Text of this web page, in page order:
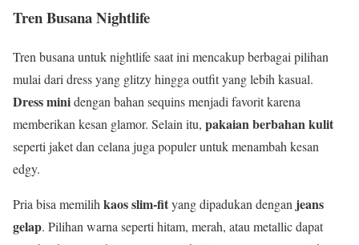
Tren Busana Nightlife
Tren busana untuk nightlife saat ini mencakup berbagai pilihan
mulai dari dress yang glitzy hingga outfit yang lebih kasual.
Dress minidengan bahan sequins menjadi favorit karena
memberikan kesan glamor. Selain itu, pakaian berbahan kulit
seperti jaket dan celana juga populer untuk menambah kesan
edgy.
Pria bisa memilihkaos slim-fityang dipadukan dengan jeans
gelap. Pilihan warna seperti hitam, merah, atau metallic dapat